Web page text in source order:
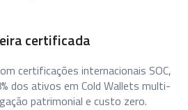
certificada
certificações internacionais SOC,
dos ativos em Cold Wallets multi-
patrimonial e custo zero.